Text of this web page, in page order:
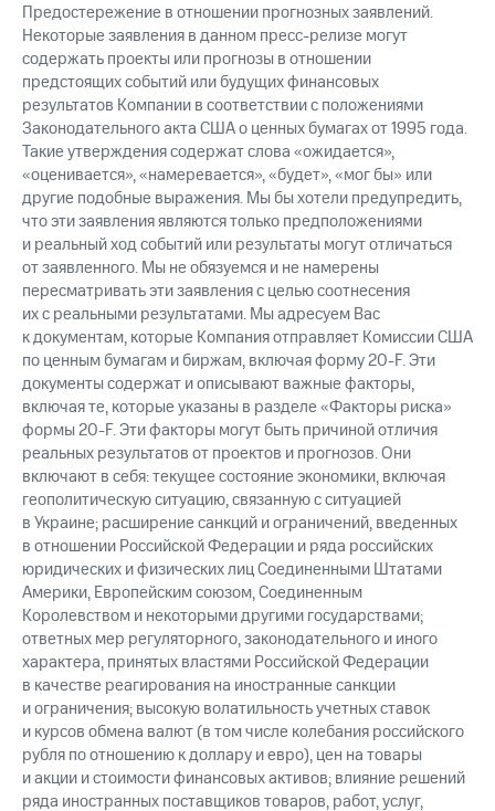
Предостережение в отношении прогнозных заявлений.
Некоторые заявления в данном пресс-релизе могут
содержать проекты или прогнозы в отношении
предстоящих событий или будущих финансовых
результатов Компании в соответствии с положениями
Законодательного акта США о ценных бумагах от 1995 года.
Такие утверждения содержат слова «ожидается»,
«оценивается», «намеревается», «будет», «мог бы» или
другие подобные выражения. Мы бы хотели предупредить,
что эти заявления являются только предположениями
и реальный ход событий или результаты могут отличаться
от заявленного. Мы не обязуемся и не намерены
пересматривать эти заявления с целью соотнесения
их с реальными результатами. Мы адресуем Вас
к документам, которые Компания отправляет Комиссии США
по ценным бумагам и биржам, включая форму20-F.Эти
документы содержат и описывают важные факторы,
включая те, которые указаны в разделе «Факторы риска»
формы20-F.Эти факторы могут быть причиной отличия
реальных результатов от проектов и прогнозов. Они
включают в себя: текущее состояние экономики, включая
геополитическую ситуацию, связанную с ситуацией
в Украине; расширение санкций и ограничений, введенных
в отношении Российской Федерации и ряда российских
юридических и физических лиц Соединенными Штатами
Америки, Европейским союзом, Соединенным
Королевством и некоторыми другими государствами;
ответных мер регуляторного, законодательного и иного
характера, принятых властями Российской Федерации
в качестве реагирования на иностранные санкции
и ограничения; высокую волатильность учетных ставок
и курсов обмена валют (в том числе колебания российского
рубля по отношению к доллару и евро), цен на товары
и акции и стоимости финансовых активов; влияние решений
ряда иностранных поставщиков товаров, работ, услуг,